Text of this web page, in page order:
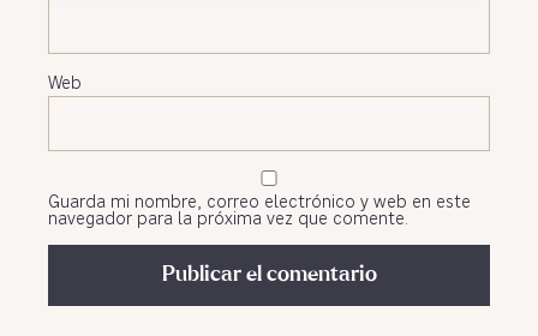
Web
Guarda mi nombre, correo electrónico y web en este
navegador para la próxima vez que comente.